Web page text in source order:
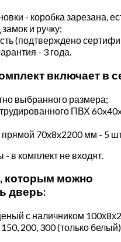
- коробка зарезана,
и ручку;
(подтверждено
- 3 года.
включает в
выбранного размера;
ПВХ
70x8x2200 мм - 5
в комплект не входят.
которым можно
дверь:
с наличником
200, 300 (только